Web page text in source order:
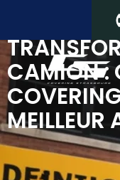
CAMION :
MEILLEUR